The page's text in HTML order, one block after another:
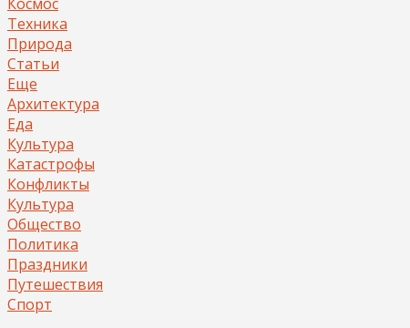
Техника
Природа
Статьи
Еще
Архитектура
Еда
Культура
Катастрофы
Конфликты
Культура
Общество
Политика
Праздники
Путешествия
Спорт